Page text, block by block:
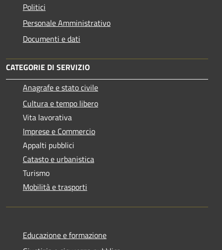
Politici
Personale Amministrativo
Documenti e dati
CATEGORIE DI SERVIZIO
Anagrafe e stato civile
Cultura e tempo libero
Vita lavorativa
Imprese e Commercio
Appalti pubblici
Catasto e urbanistica
Turismo
Mobilità e trasporti
Educazione e formazione